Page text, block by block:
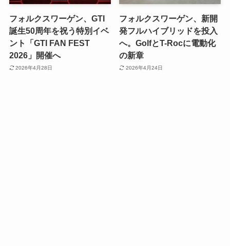
フォルクスワーゲン、GTI
誕生50周年を祝う特別イベ
ント「GTI FAN FEST
2026」開催へ
2026年4月28日
フォルクスワーゲン、新開
発フルハイブリッドを投入
へ。GolfとT-Rocに電動化
の新章
2026年4月24日